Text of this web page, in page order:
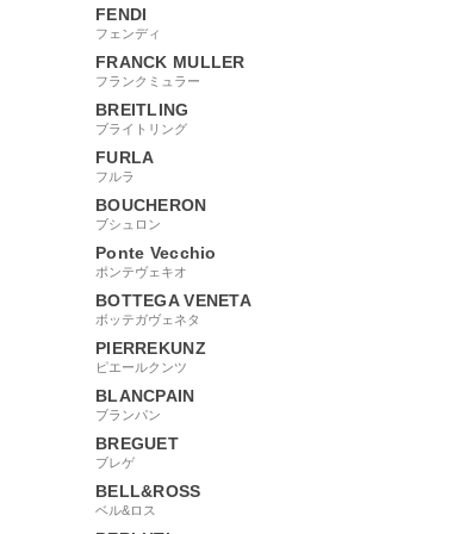
FENDI
フェンディ
FRANCK MULLER
フランクミュラー
BREITLING
ブライトリング
FURLA
フルラ
BOUCHERON
ブシュロン
Ponte Vecchio
ポンテヴェキオ
BOTTEGA VENETA
ボッテガヴェネタ
PIERREKUNZ
ピエールクンツ
BLANCPAIN
ブランパン
BREGUET
ブレゲ
BELL&ROSS
ベル&ロス